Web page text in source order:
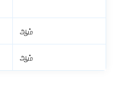
ஆம்
ஆம்